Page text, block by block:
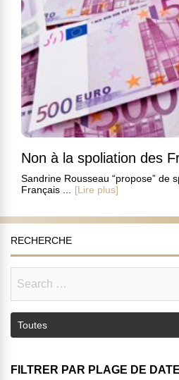
Non à la spoliation des
Sandrine Rousseau “propose” de
Français ...
[Lire plus]
RECHERCHE
FILTRER PAR PLAGE DE